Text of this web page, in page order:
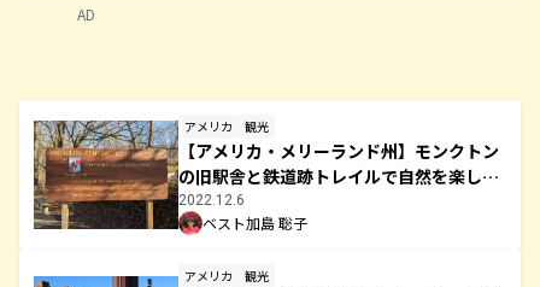
AD
アメリカ 観光
【アメリカ・メリーランド州】モンクトン
の旧駅舎と鉄道跡トレイルで自然を楽しみ
ながら歴史を体感
2022.12.6
ベスト加島 聡子
アメリカ 観光